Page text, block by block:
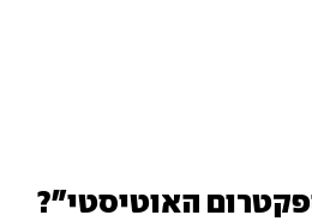
האוטיסטי"?